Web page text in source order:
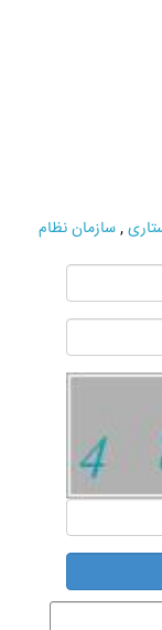
,سازمان نظام